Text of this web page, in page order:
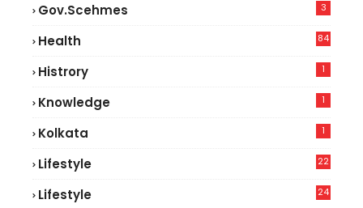
Gov.scehmes 3
Health
84
Histrory 1
Knowledge 1
Kolkata 1
Lifestyle
22
Lifestyle
24